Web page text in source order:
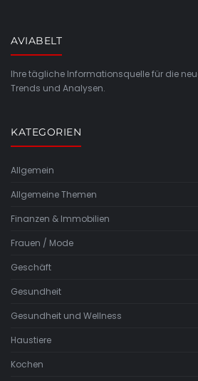
AVIABELT
Ihre tägliche Informationsquelle für die
Trends und Analysen.
KATEGORIEN
Allgemein
Allgemeine Themen
Finanzen & Immobilien
Frauen / Mode
Geschäft
Gesundheit
Gesundheit und Wellness
Haustiere
Kochen